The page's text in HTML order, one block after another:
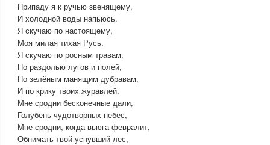
Припаду я к ручью звенящему,
И холодной воды напьюсь.
Я скучаю по настоящему,
Моя милая тихая Русь.
Я скучаю по росным травам,
По раздолью лугов и полей,
По зелёным манящим дубравам,
И по крику твоих журавлей.
Мне сродни бесконечные дали,
Голубень чудотворных небес,
Мне сродни, когда вьюга февралит,
Обнимать твой уснувший лес,